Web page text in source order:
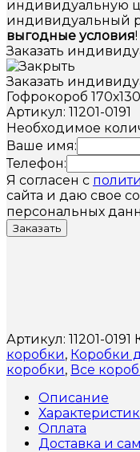
индивидуальную
индивидуальный
выгодные условия!
Заказать
Заказать
Гофрокороб
Артикул: 11201-0191
Необходимое
Ваше имя:
Телефон:
Я согласен с
сайта и даю свое
персональных
Заказать
Артикул: 11201-0191
коробки, Коробки
коробки, Все
Описание
Оплата
Доставка и